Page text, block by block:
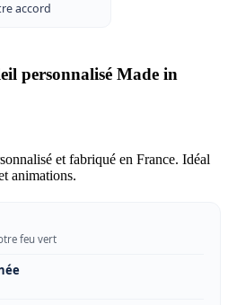
accord
personnalisé Made in
et fabriqué en France. Idéal
animations.
feu vert